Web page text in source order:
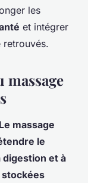
les
et intégrer
retrouvés.
massage
Le massage
le
et à